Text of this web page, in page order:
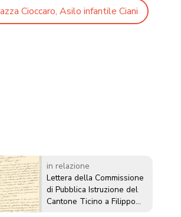
Cioccaro, Asilo infantile Ciani
in relazione
Lettera della Commissione
di Pubblica Istruzione del
Cantone Ticino a Filippo